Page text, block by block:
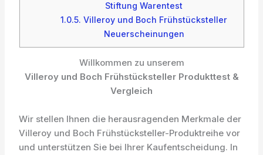
Stiftung Warentest
1.0.5. Villeroy und Boch Frühstücksteller
Neuerscheinungen
Willkommen zu unserem
Villeroy und Boch Frühstücksteller Produkttest &
Vergleich
Wir stellen Ihnen die herausragenden Merkmale der
Villeroy und Boch Frühstücksteller-Produktreihe vor
und unterstützen Sie bei Ihrer Kaufentscheidung. In